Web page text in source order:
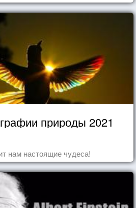
природы 2021
нам настоящие чудеса!